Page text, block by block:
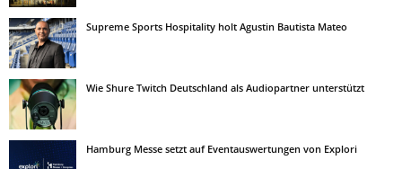
Supreme Sports Hospitality holt Agustin Bautista Mateo
Wie Shure Twitch Deutschland als Audiopartner unterstützt
Hamburg Messe setzt auf Eventauswertungen von Explori